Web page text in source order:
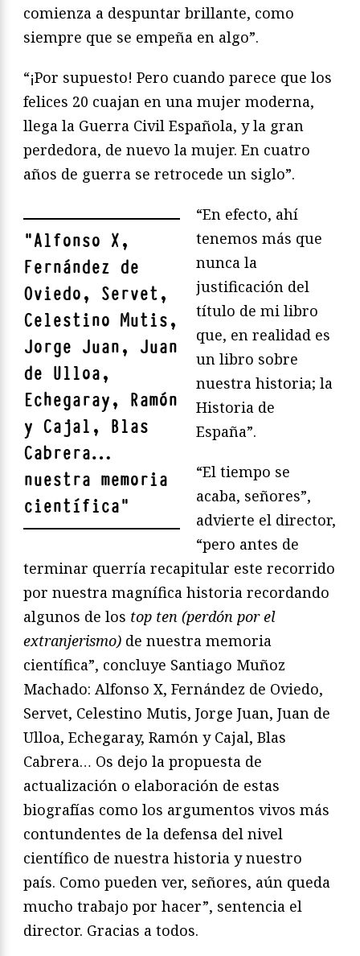
comienza a despuntar brillante, como
siempre que se empeña en algo”.
“¡Por supuesto! Pero cuando parece que los
felices 20 cuajan en una mujer moderna,
llega la Guerra Civil Española, y la gran
perdedora, de nuevo la mujer. En cuatro
años de guerra se retrocede un siglo”.
"Alfonso X,
Fernández de
Oviedo, Servet,
Celestino Mutis,
Jorge Juan, Juan
de Ulloa,
Echegaray, Ramón
y Cajal, Blas
Cabrera…
nuestra memoria
científica"
“En efecto, ahí
tenemos más que
nunca la
justificación del
título de mi libro
que, en realidad es
un libro sobre
nuestra historia; la
Historia de
España”.
“El tiempo se
acaba, señores”,
advierte el director,
“pero antes de
terminar querría recapitular este recorrido
por nuestra magnífica historia recordando
algunos de los top ten (perdón por el
extranjerismo) de nuestra memoria
científica”, concluye Santiago Muñoz
Machado: Alfonso X, Fernández de Oviedo,
Servet, Celestino Mutis, Jorge Juan, Juan de
Ulloa, Echegaray, Ramón y Cajal, Blas
Cabrera… Os dejo la propuesta de
actualización o elaboración de estas
biografías como los argumentos vivos más
contundentes de la defensa del nivel
científico de nuestra historia y nuestro
país. Como pueden ver, señores, aún queda
mucho trabajo por hacer”, sentencia el
director. Gracias a todos.